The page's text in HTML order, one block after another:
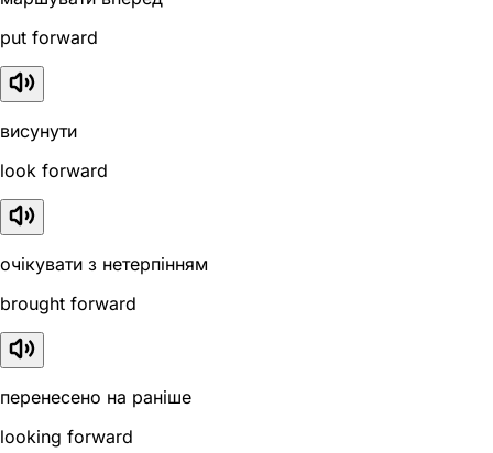
put forward
висунути
look forward
очікувати з нетерпінням
brought forward
перенесено на раніше
looking forward